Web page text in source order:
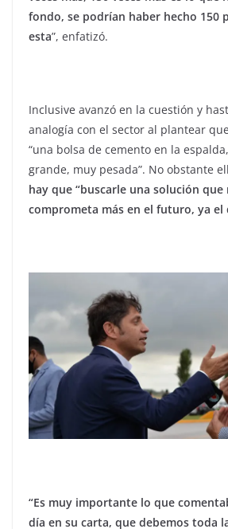
fondo, se podrían haber hecho 150
esta”, enfatizó.
Inclusive avanzó en la cuestión y
analogía con el sector al plantear
“una bolsa de cemento en la
grande, muy pesada”. No obstante
hay que “buscarle una solución que
comprometa más en el futuro, ya el
“Es muy importante lo que
día en su carta, que debemos toda